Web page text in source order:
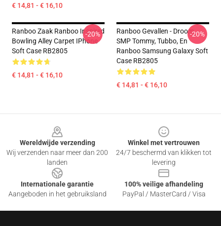
€ 14,81 - € 16,10
Ranboo Zaak Ranboo Inspired
Bowling Alley Carpet IPhone
Soft Case RB2805
€ 14,81 - € 16,10
-20%
Ranboo Gevallen - Droom
SMP Tommy, Tubbo, En
Ranboo Samsung Galaxy Soft
Case RB2805
€ 14,81 - € 16,10
-20%
Wereldwijde verzending
Wij verzenden naar meer dan 200
landen
Winkel met vertrouwen
24/7 beschermd van klikken tot
levering
Internationale garantie
Aangeboden in het gebruiksland
100% veilige afhandeling
PayPal / MasterCard / Visa